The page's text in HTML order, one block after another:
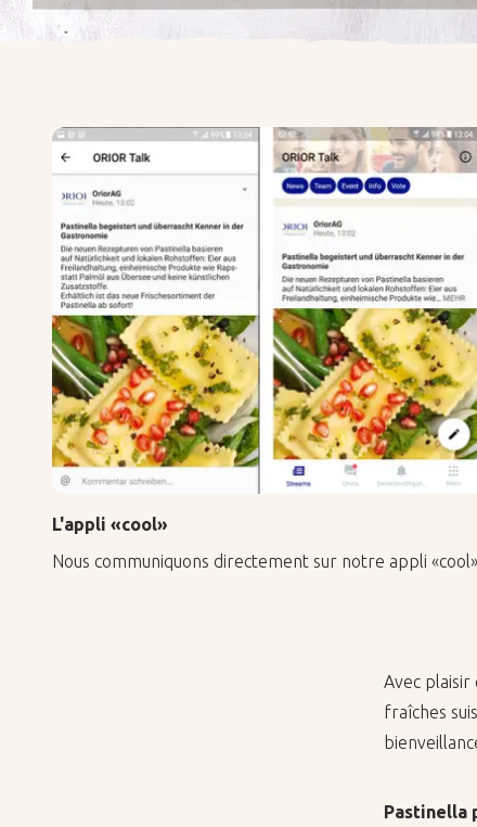
L'appli «cool»
Nous communiquons directement sur notre appli
Avec plai­sir
fraîches
Pas­ti­nella